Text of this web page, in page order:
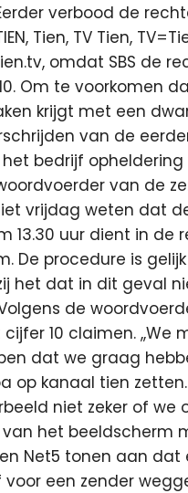
verbood de
Tien, TV Tien,
omdat SBS de
Om te voorkomen
krijgt met een
van de
het bedrijf
van de
vrijdag weten dat
13.30 uur dient in de
De procedure is
het dat in dit geval
de
10 claimen. ,,We
dat we graag
op kanaal tien
niet zeker of we
van het beeldscherm
en Net5 tonen aan
voor een zender